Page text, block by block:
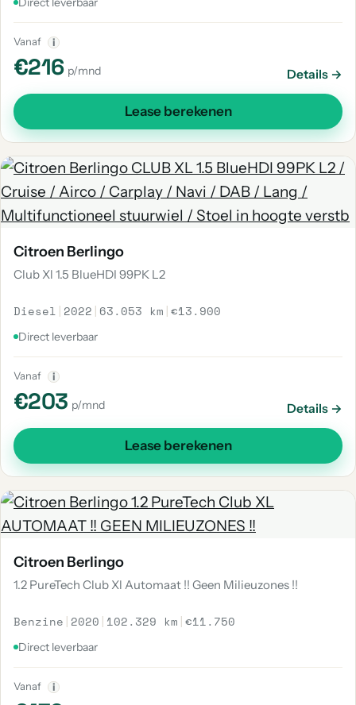
Vanaf i
€216 p/mnd Details →
Lease berekenen
Citroen Berlingo
Club Xl 1.5 BlueHDI 99PK L2
Diesel | 2022 | 63.053 km |€13.900
Direct leverbaar
Vanaf i
€203 p/mnd Details →
Lease berekenen
Citroen Berlingo
1.2 PureTech Club Xl Automaat !! Geen Milieuzones !!
Benzine | 2020 | 102.329 km |€11.750
Direct leverbaar
Vanaf i